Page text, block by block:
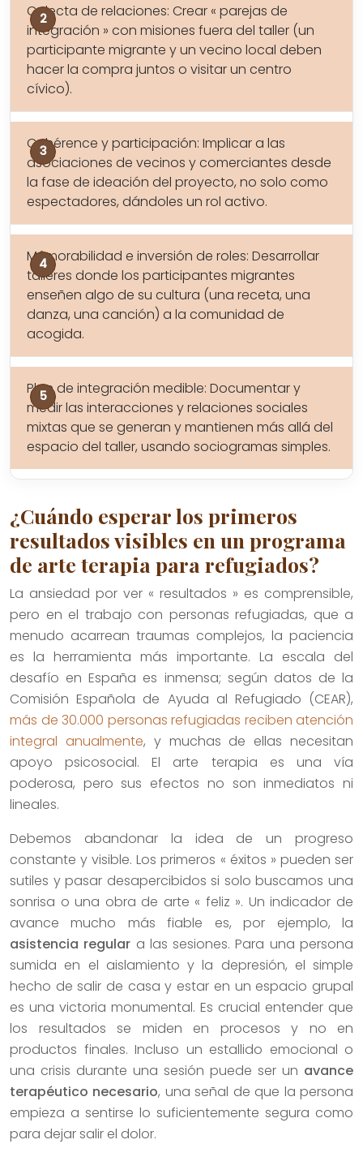
Colecta de relaciones: Crear « parejas de
integración » con misiones fuera del taller (un
participante migrante y un vecino local deben
hacer la compra juntos o visitar un centro
cívico).
Cohérence y participación: Implicar a las
asociaciones de vecinos y comerciantes desde
la fase de ideación del proyecto, no solo como
espectadores, dándoles un rol activo.
Mémorabilidad e inversión de roles: Desarrollar
talleres donde los participantes migrantes
enseñen algo de su cultura (una receta, una
danza, una canción) a la comunidad de
acogida.
Plan de integración medible: Documentar y
medir las interacciones y relaciones sociales
mixtas que se generan y mantienen más allá del
espacio del taller, usando sociogramas simples.
¿Cuándo esperar los primeros
resultados visibles en un programa
de arte terapia para refugiados?
La ansiedad por ver « resultados » es comprensible,
pero en el trabajo con personas refugiadas, que a
menudo acarrean traumas complejos, la paciencia
es la herramienta más importante. La escala del
desafío en España es inmensa; según datos de la
Comisión Española de Ayuda al Refugiado (CEAR),
más de 30.000 personas refugiadas reciben atención
integral anualmente, y muchas de ellas necesitan
apoyo psicosocial. El arte terapia es una vía
poderosa, pero sus efectos no son inmediatos ni
lineales.
Debemos abandonar la idea de un progreso
constante y visible. Los primeros « éxitos » pueden ser
sutiles y pasar desapercibidos si solo buscamos una
sonrisa o una obra de arte « feliz ». Un indicador de
avance mucho más fiable es, por ejemplo, la
asistencia regular a las sesiones. Para una persona
sumida en el aislamiento y la depresión, el simple
hecho de salir de casa y estar en un espacio grupal
es una victoria monumental. Es crucial entender que
los resultados se miden en procesos y no en
productos finales. Incluso un estallido emocional o
una crisis durante una sesión puede ser un avance
terapéutico necesario, una señal de que la persona
empieza a sentirse lo suficientemente segura como
para dejar salir el dolor.